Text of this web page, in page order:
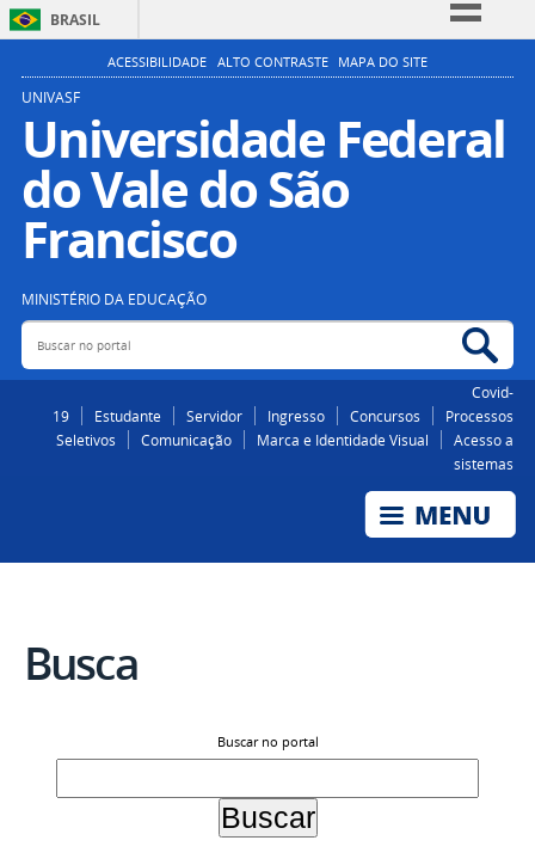
BRASIL
Simplifique!
Participe
Acesso à informação
Legislação
ACESSIBILIDADE ALTO CONTRASTE MAPA DO SITE
UNIVASF
Universidade Federal
do Vale do São
Francisco
MINISTÉRIO DA EDUCAÇÃO
Buscar no portal
Covid-
19
Estudante Servidor Ingresso Concursos
Processos
Seletivos
Comunicação Marca e Identidade Visual
Acesso a
sistemas
Busca
Buscar no portal